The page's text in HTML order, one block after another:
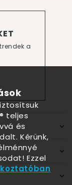
a
teljes
és
Kérünk,
Ezzel